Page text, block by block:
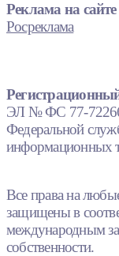
Реклама на сайте
Росреклама
ЭЛ № ФС 77-72266
Федеральной
информационных
Все права на
защищены в
международным
собственности.